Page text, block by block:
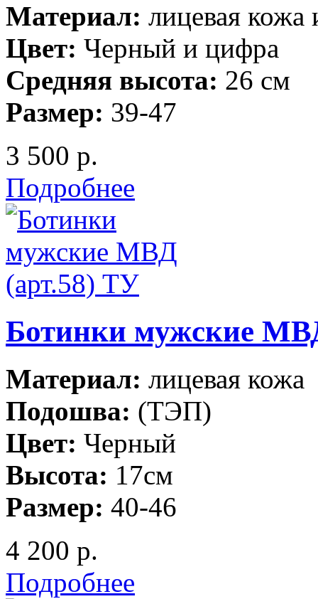
Материал: лицевая кожа
Цвет: Черный и цифра
Средняя высота: 26 см
Размер: 39-47
3 500 р.
Подробнее
Ботинки мужcкие
Материал: лицевая кожа
Подошва: (ТЭП)
Цвет: Черный
Высота: 17см
Размер: 40-46
4 200 р.
Подробнее